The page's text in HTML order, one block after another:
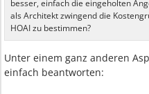
besser, einfach die eingeholten
als Architekt zwingend die
HOAI zu bestimmen?
Unter einem ganz anderen
einfach beantworten: